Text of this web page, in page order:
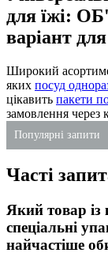
для їжі:
варіант
Широкий
яких посуд
цікавить пакети
замовлення
Популярні запити
лоток для ягід
стакани
упаковка для
Часті
Який товар із
спеціальні
найчастіше